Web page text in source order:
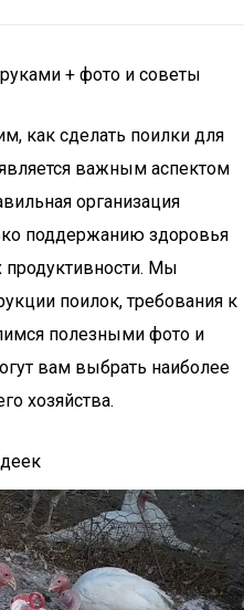
+ фото и советы
как сделать поилки для
важным аспектом
организация
поддержанию здоровья
Мы
поилок, требования к
полезными фото и
вам выбрать наиболее
хозяйства.